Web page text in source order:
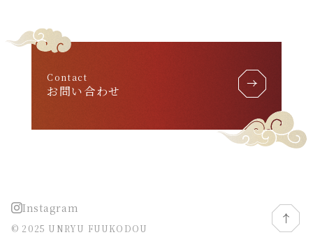
Contact
お問い合わせ
Instagram
© 2025 UNRYU FUUKODOU